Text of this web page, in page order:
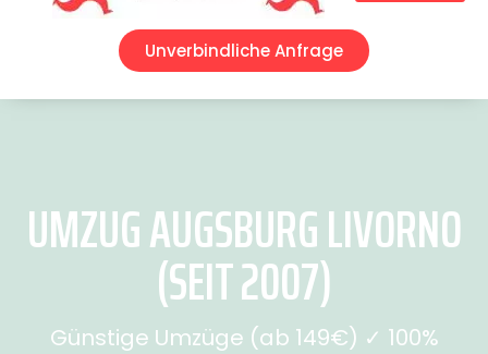
Unverbindliche Anfrage
UMZUG AUGSBURG LIVORNO
(SEIT 2007)
Günstige Umzüge (ab 149€) ✓ 100%